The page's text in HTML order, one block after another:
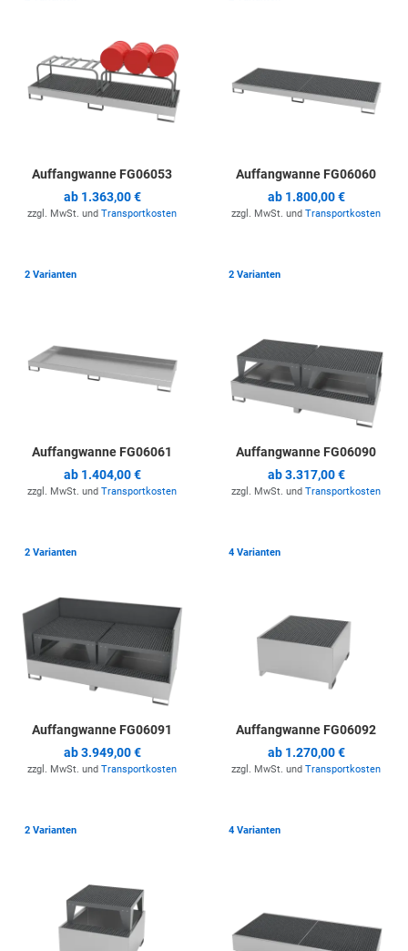
Auffangwanne FG06053
ab 1.363,00 €
zzgl. MwSt. und Transportkosten
Auffangwanne FG06060
ab 1.800,00 €
zzgl. MwSt. und Transportkosten
2 Varianten Zur Merkliste hinzufügen
Auffangwanne FG06061
ab 1.404,00 €
zzgl. MwSt. und Transportkosten
2 Varianten
Auffangwanne FG06090
ab3.317,00 €
zzgl. MwSt. und Transportkosten
2 Varianten Zur Merkliste hinzufügen
Auffangwanne FG06091
ab3.949,00 €
zzgl. MwSt. und Transportkosten
4 Varianten
Auffangwanne FG06092
ab 1.270,00 €
zzgl. MwSt. und Transportkosten
2 Varianten Zur Merkliste hinzufügen
4 Varianten